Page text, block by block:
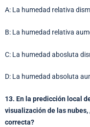
A: La humedad relativa
B: La humedad relativa
C: La humedad abosluta
D: La humedad absoluta
13. En la predicción local
visualización de las
correcta?